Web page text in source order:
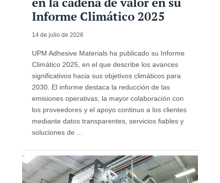
Informe Climático 2025
14 de julio de 2026
UPM Adhesive Materials ha publicado su Informe
Climático 2025, en el que describe los avances
significativos hacia sus objetivos climáticos para
2030. El informe destaca la reducción de las
emisiones operativas, la mayor colaboración con
los proveedores y el apoyo continuo a los clientes
mediante datos transparentes, servicios fiables y
soluciones de ...